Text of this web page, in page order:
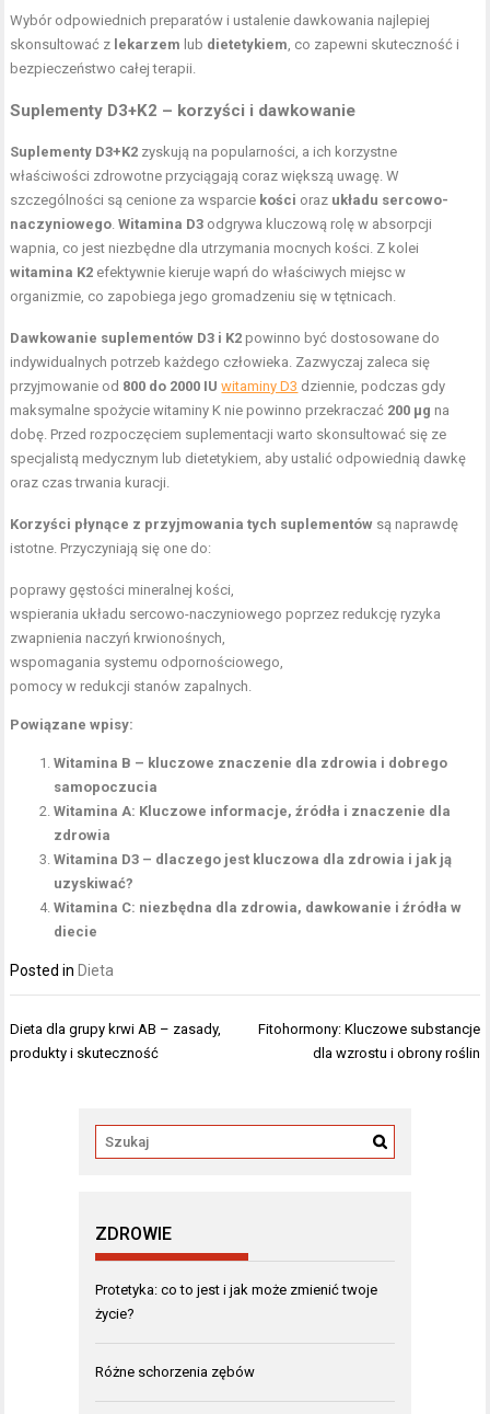
Wybór odpowiednich preparatów i ustalenie dawkowania najlepiej
skonsultować z lekarzem lub dietetykiem, co zapewni skuteczność i
bezpieczeństwo całej terapii.
Suplementy D3+K2 – korzyści i dawkowanie
Suplementy D3+K2 zyskują na popularności, a ich korzystne
właściwości zdrowotne przyciągają coraz większą uwagę. W
szczególności są cenione za wsparcie kości oraz układu sercowo-
naczyniowego.Witamina D3 odgrywa kluczową rolę w absorpcji
wapnia, co jest niezbędne dla utrzymania mocnych kości. Z kolei
witamina K2 efektywnie kieruje wapń do właściwych miejsc w
organizmie, co zapobiega jego gromadzeniu się w tętnicach.
Dawkowanie suplementów D3 i K2 powinno być dostosowane do
indywidualnych potrzeb każdego człowieka. Zazwyczaj zaleca się
przyjmowanie od 800 do 2000 IU witaminy D3 dziennie, podczas gdy
maksymalne spożycie witaminy K nie powinno przekraczać 200 μg na
dobę. Przed rozpoczęciem suplementacji warto skonsultować się ze
specjalistą medycznym lub dietetykiem, aby ustalić odpowiednią dawkę
oraz czas trwania kuracji.
Korzyści płynące z przyjmowania tych suplementów są naprawdę
istotne. Przyczyniają się one do:
poprawy gęstości mineralnej kości,
wspierania układu sercowo-naczyniowego poprzez redukcję ryzyka
zwapnienia naczyń krwionośnych,
wspomagania systemu odpornościowego,
pomocy w redukcji stanów zapalnych.
Powiązane wpisy:
Witamina B – kluczowe znaczenie dla zdrowia i dobrego
samopoczucia
Witamina A: Kluczowe informacje, źródła i znaczenie dla
zdrowia
Witamina D3 – dlaczego jest kluczowa dla zdrowia i jak ją
uzyskiwać?
Witamina C: niezbędna dla zdrowia, dawkowanie i źródła w
diecie
Posted in Dieta
Nawigacja
wpisu
Dieta dla grupy krwi AB – zasady,
produkty i skuteczność
Fitohormony: Kluczowe substancje
dla wzrostu i obrony roślin
ZDROWIE
Protetyka: co to jest i jak może zmienić twoje
życie?
Różne schorzenia zębów